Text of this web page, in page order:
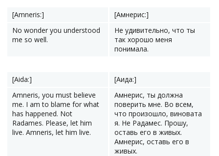
[Amneris:]
[Амнерис:]
No wonder you understood
me so well.
Не удивительно, что ты
так хорошо меня
понимала.
[Aida:]
[Аида:]
Amneris, you must believe
me. I am to blame for what
has happened. Not
Radames. Please, let him
live. Amneris, let him live.
Амнерис, ты должна
поверить мне. Во всем,
что произошло, виновата
я. Не Радамес. Прошу,
оставь его в живых.
Амнерис, оставь его в
живых.